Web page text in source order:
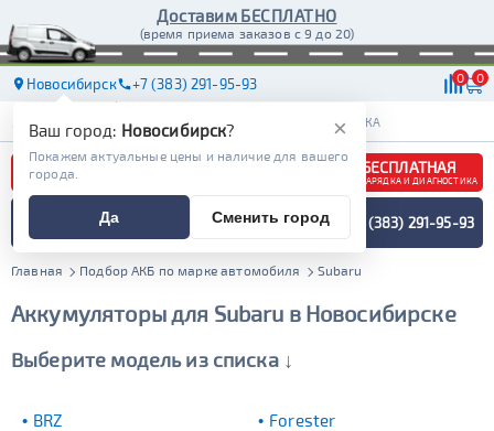
Доставим БЕСПЛАТНО
(время приема заказов с 9 до 20)
Новосибирск +7 (383) 291-95-93 0 0
АКБ МАСЛА ДОСТАВКА
БЕСПЛАТНАЯ
ЗАРЯДКА И ДИАГНОСТИКА
ПОДБОР АККУМУЛЯТОРА
СПЕЦИАЛИСТОМ +7 (383) 291-95-93
Главная Подбор АКБ по марке автомобиля Subaru
Аккумуляторы для Subaru в Новосибирске
Выберите модель из списка ↓
BRZ Forester
×
Ваш город: Новосибирск?
Покажем актуальные цены и наличие для вашего
города.
Да Сменить город